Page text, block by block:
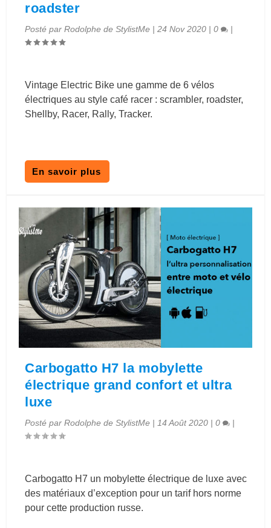
roadster
Posté parRodolphe de StylistMe |24 Nov 2020 |0 |
Vintage Electric Bike une gamme de 6 vélos
électriques au style café racer : scrambler, roadster,
Shellby, Racer, Rally, Tracker.
En savoir plus
Carbogatto H7 la mobylette
électrique grand confort et ultra
luxe
Posté parRodolphe de StylistMe | 14 Août 2020 |0 |
Carbogatto H7 un mobylette électrique de luxe avec
des matériaux d’exception pour un tarif hors norme
pour cette production russe.